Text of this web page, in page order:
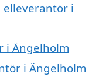
elleverantör i
i Ängelholm
i Ängelholm